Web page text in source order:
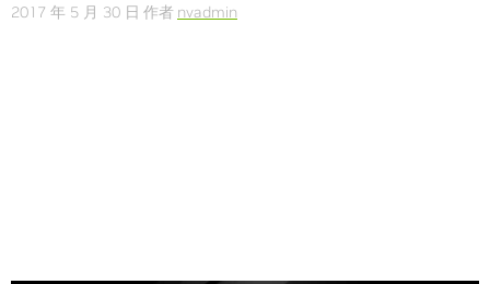
2017 年 5 月 30 日 作者 nvadmin